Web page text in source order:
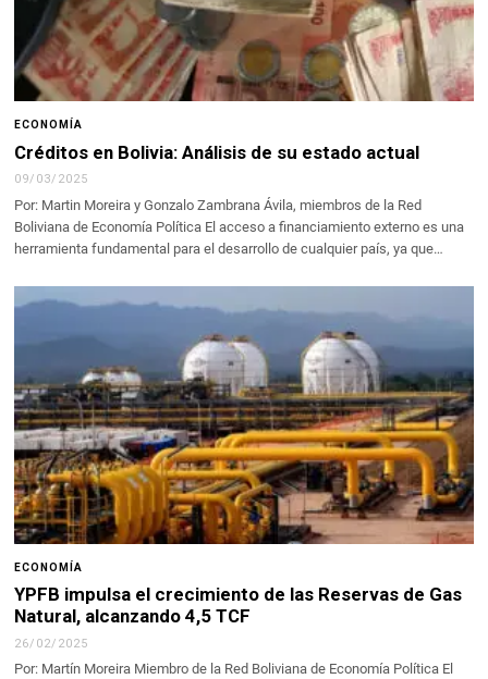
ECONOMÍA
Créditos en Bolivia: Análisis de su estado actual
09/03/2025
Por: Martin Moreira y Gonzalo Zambrana Ávila, miembros de la Red
Boliviana de Economía Política El acceso a financiamiento externo es una
herramienta fundamental para el desarrollo de cualquier país, ya que…
ECONOMÍA
YPFB impulsa el crecimiento de las Reservas de Gas
Natural, alcanzando 4,5 TCF
26/02/2025
Por: Martín Moreira Miembro de la Red Boliviana de Economía Política El